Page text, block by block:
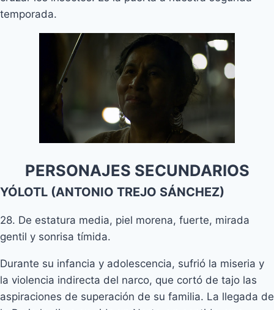
temporada.
PERSONAJES SECUNDARIOS
YÓLOTL (ANTONIO TREJO SÁNCHEZ)
28. De estatura media, piel morena, fuerte, mirada
gentil y sonrisa tímida.
Durante su infancia y adolescencia, sufrió la miseria y
la violencia indirecta del narco, que cortó de tajo las
aspiraciones de superación de su familia. La llegada de